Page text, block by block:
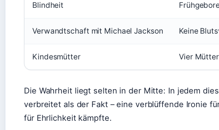
Blindheit
Verwandtschaft mit Michael Jackson Keine
Kindesmütter Vier
Die Wahrheit liegt selten in der Mitte: In jedem
verbreitet als der Fakt – eine verblüffende Ironie
für Ehrlichkeit kämpfte.